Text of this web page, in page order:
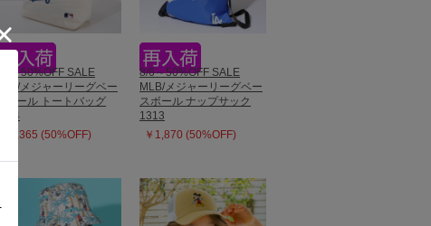
8/6～50%OFF SALE
MLB/メジャーリーグベー
スボール トートバッグ
1314
￥2,365 (50%OFF)
8/6～50%OFF SALE
MLB/メジャーリーグベー
スボール ナップサック
1313
￥1,870 (50%OFF)